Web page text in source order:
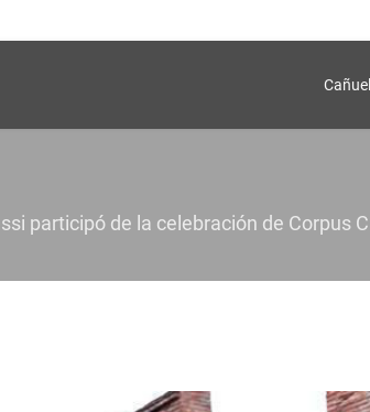
participó de la celebración de Corpus